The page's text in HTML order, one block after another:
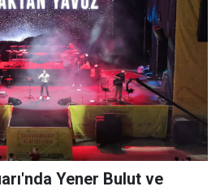
Yener Bulut ve